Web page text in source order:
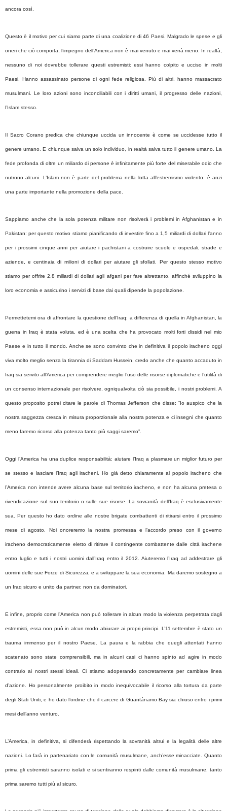
ancora così.
Questo è il motivo per cui siamo parte di una coalizione di 46 Paesi. Malgrado le spese e gli
oneri che ciò comporta, l’impegno dell’America non è mai venuto e mai verrà meno. In realtà,
nessuno di noi dovrebbe tollerare questi estremisti: essi hanno colpito e ucciso in molti
Paesi. Hanno assassinato persone di ogni fede religiosa. Più di altri, hanno massacrato
musulmani. Le loro azioni sono inconciliabili con i diritti umani, il progresso delle nazioni,
l’Islam stesso.
Il Sacro Corano predica che chiunque uccida un innocente è come se uccidesse tutto il
genere umano. E chiunque salva un solo individuo, in realtà salva tutto il genere umano. La
fede profonda di oltre un miliardo di persone è infinitamente più forte del miserabile odio che
nutrono alcuni. L’Islam non è parte del problema nella lotta all’estremismo violento: è anzi
una parte importante nella promozione della pace.
Sappiamo anche che la sola potenza militare non risolverà i problemi in Afghanistan e in
Pakistan: per questo motivo stiamo pianificando di investire fino a 1,5 miliardi di dollari l’anno
per i prossimi cinque anni per aiutare i pachistani a costruire scuole e ospedali, strade e
aziende, e centinaia di milioni di dollari per aiutare gli sfollati. Per questo stesso motivo
stiamo per offrire 2,8 miliardi di dollari agli afgani per fare altrettanto, affinché sviluppino la
loro economia e assicurino i servizi di base dai quali dipende la popolazione.
Permettetemi ora di affrontare la questione dell’Iraq: a differenza di quella in Afghanistan, la
guerra in Iraq è stata voluta, ed è una scelta che ha provocato molti forti dissidi nel mio
Paese e in tutto il mondo. Anche se sono convinto che in definitiva il popolo iracheno oggi
viva molto meglio senza la tirannia di Saddam Hussein, credo anche che quanto accaduto in
Iraq sia servito all’America per comprendere meglio l’uso delle risorse diplomatiche e l’utilità di
un consenso internazionale per risolvere, ogniqualvolta ciò sia possibile, i nostri problemi. A
questo proposito potrei citare le parole di Thomas Jefferson che disse: “Io auspico che la
nostra saggezza cresca in misura proporzionale alla nostra potenza e ci insegni che quanto
meno faremo ricorso alla potenza tanto più saggi saremo”.
Oggi l’America ha una duplice responsabilità: aiutare l’Iraq a plasmare un miglior futuro per
se stesso e lasciare l’Iraq agli iracheni. Ho già detto chiaramente al popolo iracheno che
l’America non intende avere alcuna base sul territorio iracheno, e non ha alcuna pretesa o
rivendicazione sul suo territorio o sulle sue risorse. La sovranità dell’Iraq è esclusivamente
sua. Per questo ho dato ordine alle nostre brigate combattenti di ritirarsi entro il prossimo
mese di agosto. Noi onoreremo la nostra promessa e l’accordo preso con il governo
iracheno democraticamente eletto di ritirare il contingente combattente dalle città irachene
entro luglio e tutti i nostri uomini dall’Iraq entro il 2012. Aiuteremo l’Iraq ad addestrare gli
uomini delle sue Forze di Sicurezza, e a sviluppare la sua economia. Ma daremo sostegno a
un Iraq sicuro e unito da partner, non da dominatori.
E infine, proprio come l’America non può tollerare in alcun modo la violenza perpetrata dagli
estremisti, essa non può in alcun modo abiurare ai propri principi. L’11 settembre è stato un
trauma immenso per il nostro Paese. La paura e la rabbia che quegli attentati hanno
scatenato sono state comprensibili, ma in alcuni casi ci hanno spinto ad agire in modo
contrario ai nostri stessi ideali. Ci stiamo adoperando concretamente per cambiare linea
d’azione. Ho personalmente proibito in modo inequivocabile il ricorso alla tortura da parte
degli Stati Uniti, e ho dato l’ordine che il carcere di Guantánamo Bay sia chiuso entro i primi
mesi dell’anno venturo.
L’America, in definitiva, si difenderà rispettando la sovranità altrui e la legalità delle altre
nazioni. Lo farà in partenariato con le comunità musulmane, anch’esse minacciate. Quanto
prima gli estremisti saranno isolati e si sentiranno respinti dalle comunità musulmane, tanto
prima saremo tutti più al sicuro.